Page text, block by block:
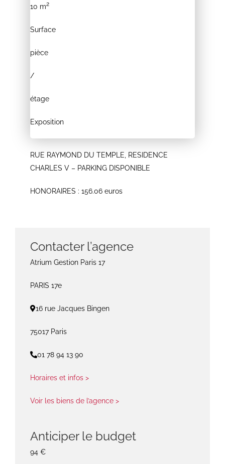
10 m2
Surface
pièce
/
étage
Exposition
RUE RAYMOND DU TEMPLE, RESIDENCE
CHARLES V – PARKING DISPONIBLE
HONORAIRES : 156.06 euros
Contacter l’agence
Atrium Gestion Paris 17
PARIS 17e
16 rue Jacques Bingen
75017 Paris
01 78 94 13 90
Horaires et infos >
Voir les biens de l’agence >
Anticiper le budget
94 €